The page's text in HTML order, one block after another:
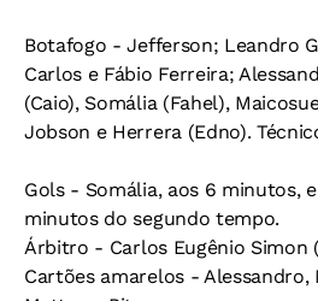
Botafogo - Jefferson; Leandro
Carlos e Fábio Ferreira;
(Caio), Somália (Fahel),
Jobson e Herrera (Edno).
Gols - Somália, aos 6 minutos,
minutos do segundo tempo.
Árbitro - Carlos Eugênio Simon
Cartões amarelos - Alessandro,